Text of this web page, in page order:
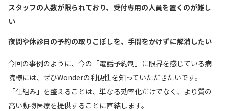
スタッフの人数が限られており、受付専用の人員を置くのが難し
い
夜間や休診日の予約の取りこぼしを、手間をかけずに解消したい
今回の事例のように、今の「電話予約制」に限界を感じている病
院様には、ぜひWonderの利便性を知っていただきたいです。
「仕組み」を整えることは、単なる効率化だけでなく、より質の
高い動物医療を提供することに直結します。